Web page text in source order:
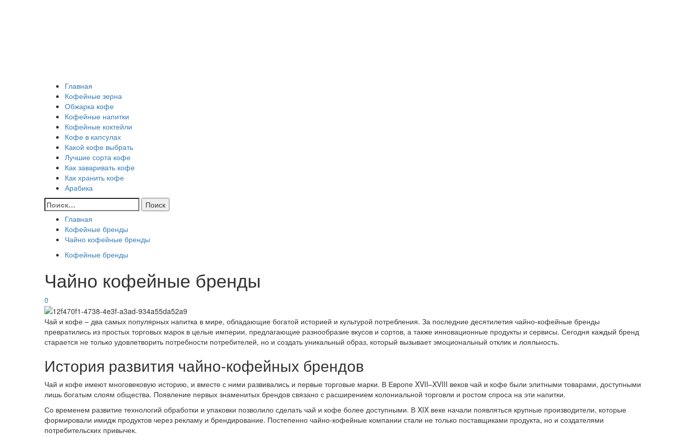
Главная
Кофейные зерна
Обжарка кофе
Кофейные напитки
Кофейные коктейли
Кофе в капсулах
Какой кофе выбрать
Лучшие сорта кофе
Как заваривать кофе
Как хранить кофе
Арабика
Найти:
Главная
Кофейные бренды
Чайно кофейные бренды
Кофейные бренды
Чайно кофейные бренды
0
Чай и кофе – два самых популярных напитка в мире, обладающие богатой историей и культурой потребления. За последние десятилетия чайно-кофейные бренды
превратились из простых торговых марок в целые империи, предлагающие разнообразие вкусов и сортов, а также инновационные продукты и сервисы. Сегодня каждый бренд
старается не только удовлетворить потребности потребителей, но и создать уникальный образ, который вызывает эмоциональный отклик и лояльность.
История развития чайно-кофейных брендов
Чай и кофе имеют многовековую историю, и вместе с ними развивались и первые торговые марки. В Европе XVII–XVIII веков чай и кофе были элитными товарами, доступными
лишь богатым слоям общества. Появление первых знаменитых брендов связано с расширением колониальной торговли и ростом спроса на эти напитки.
Со временем развитие технологий обработки и упаковки позволило сделать чай и кофе более доступными. В XIX веке начали появляться крупные производители, которые
формировали имидж продуктов через рекламу и брендирование. Постепенно чайно-кофейные компании стали не только поставщиками продукта, но и создателями
потребительских привычек.